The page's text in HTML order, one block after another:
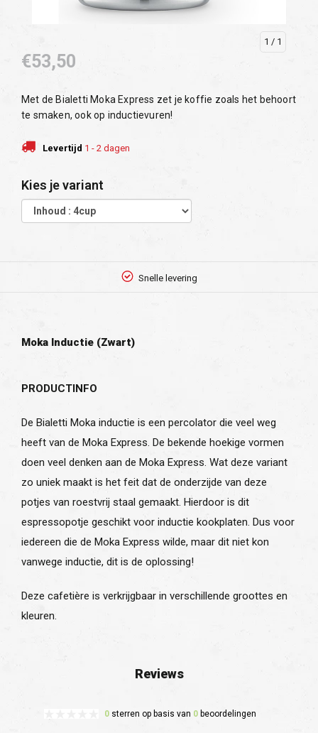
1 / 1
€53,50
Met de Bialetti Moka Express zet je koffie zoals het behoort
te smaken, ook op inductievuren!
Levertijd 1 - 2 dagen
Kies je variant
Snelle levering
Moka Inductie (Zwart)
PRODUCTINFO
De Bialetti Moka inductie is een percolator die veel weg
heeft van de Moka Express. De bekende hoekige vormen
doen veel denken aan de Moka Express. Wat deze variant
zo uniek maakt is het feit dat de onderzijde van deze
potjes van roestvrij staal gemaakt. Hierdoor is dit
espressopotje geschikt voor inductie kookplaten. Dus voor
iedereen die de Moka Express wilde, maar dit niet kon
vanwege inductie, dit is de oplossing!
Deze cafetière is verkrijgbaar in verschillende groottes en
kleuren.
Reviews
0 sterren op basis van 0 beoordelingen